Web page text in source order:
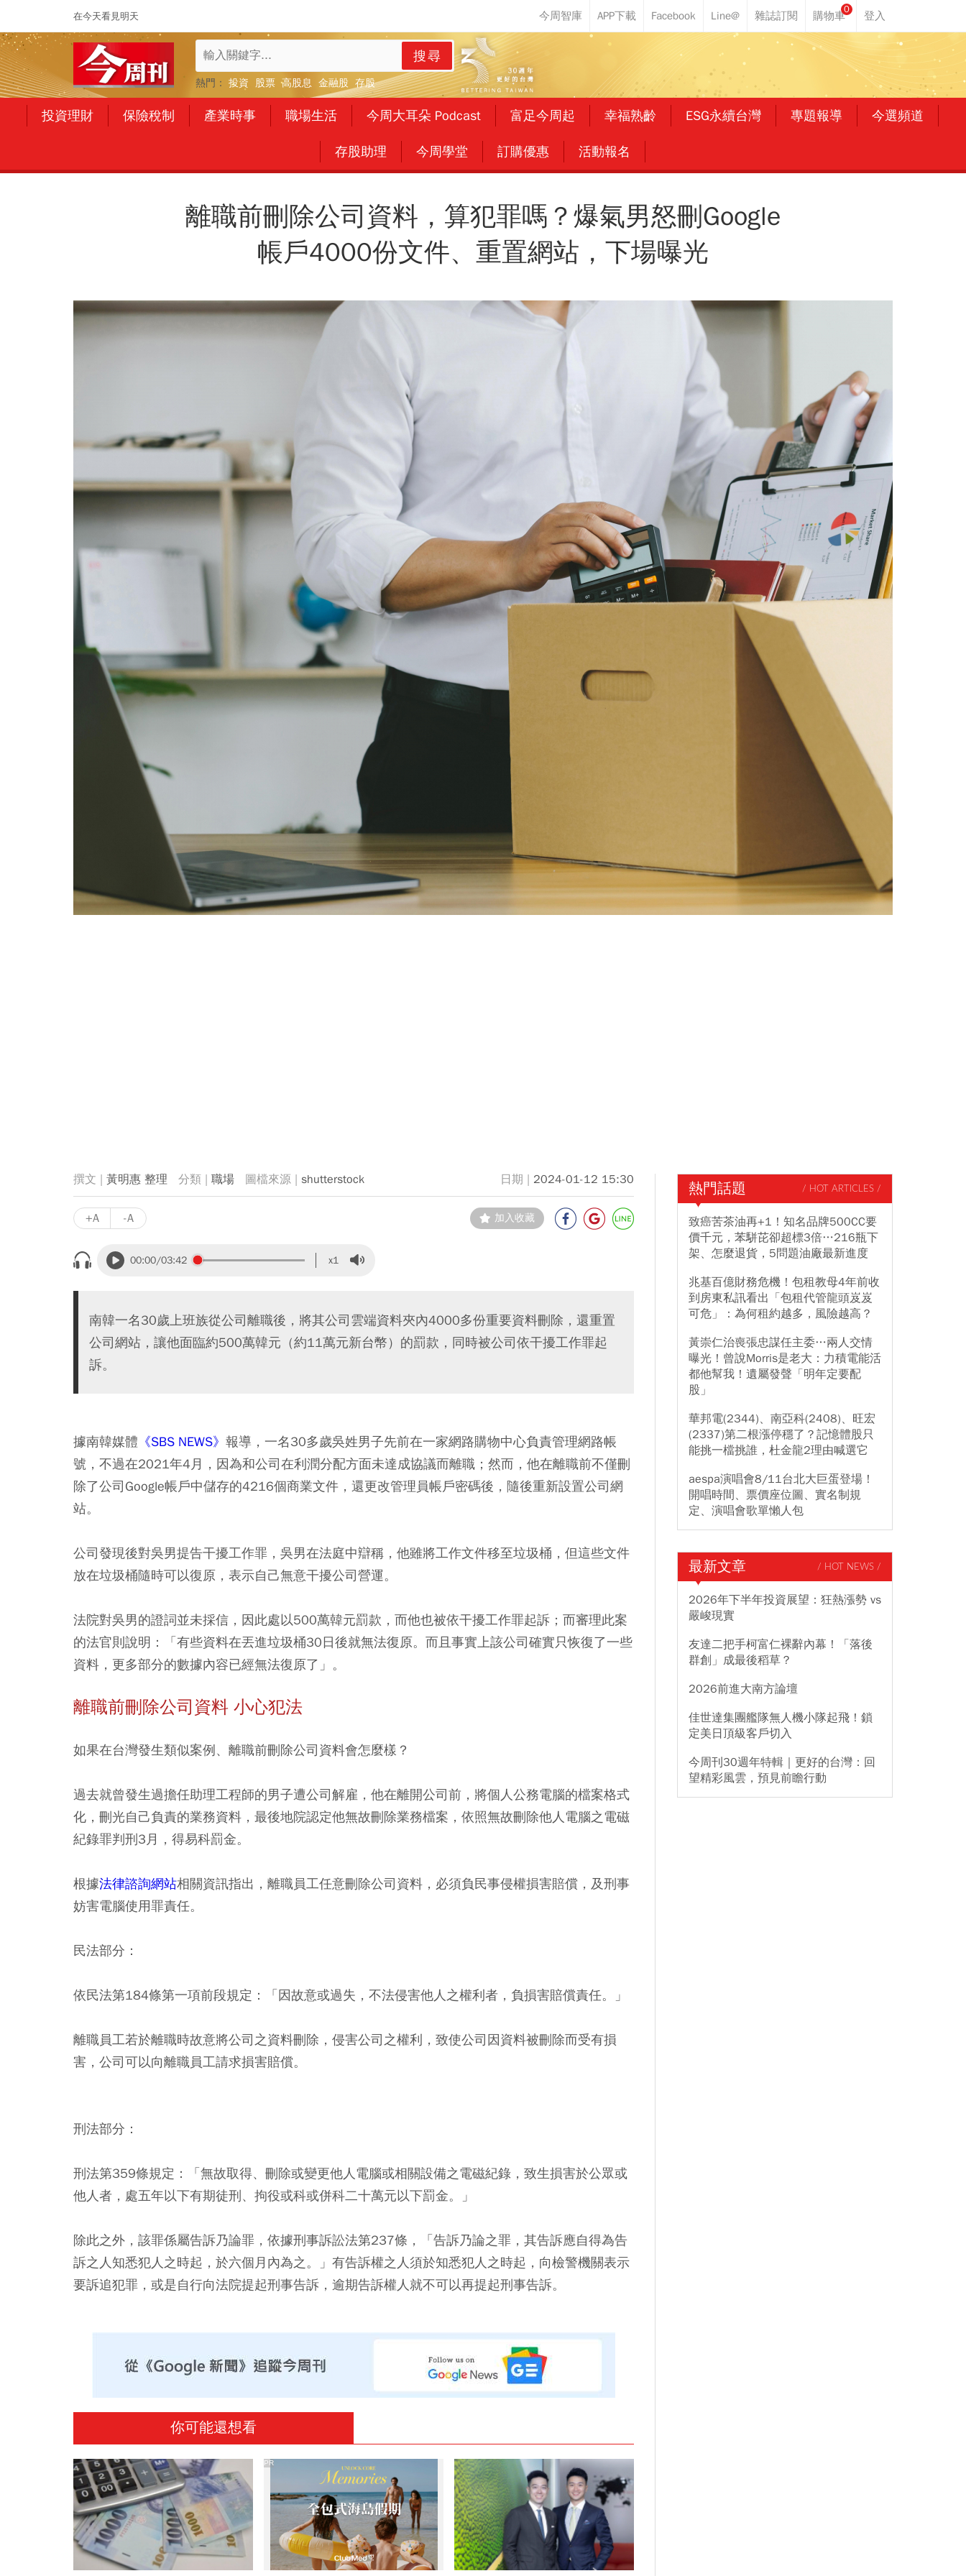
在今天看見明天
0
搜尋
熱門： 投資 股票 高股息 金融股 存股
投資理財 保險稅制 產業時事 職場生活 今周大耳朵 Podcast 富足今周起 幸福熟齡 ESG永續台灣 專題報導 今選頻道
存股助理 今周學堂 訂購優惠 活動報名
離職前刪除公司資料，算犯罪嗎？爆氣男怒刪Google
帳戶4000份文件、重置網站，下場曝光
黃明惠 整理 職場 shutterstock 2024-01-12 15:30
+A -A 加入收藏
00:00/03:42 x1
南韓一名30歲上班族從公司離職後，將其公司雲端資料夾內4000多份重要資料刪除，還重置
公司網站，讓他面臨約500萬韓元（約11萬元新台幣）的罰款，同時被公司依干擾工作罪起
訴。
據南韓媒體 《SBS NEWS》 報導，一名30多歲吳姓男子先前在一家網路購物中心負責管理網路帳
號，不過在2021年4月，因為和公司在利潤分配方面未達成協議而離職；然而，他在離職前不僅刪
除了公司Google帳戶中儲存的4216個商業文件，還更改管理員帳戶密碼後，隨後重新設置公司網
站。
公司發現後對吳男提告干擾工作罪，吳男在法庭中辯稱，他雖將工作文件移至垃圾桶，但這些文件
放在垃圾桶隨時可以復原，表示自己無意干擾公司營運。
法院對吳男的證詞並未採信，因此處以500萬韓元罰款，而他也被依干擾工作罪起訴；而審理此案
的法官則說明：「有些資料在丟進垃圾桶30日後就無法復原。而且事實上該公司確實只恢復了一些
資料，更多部分的數據內容已經無法復原了」。
離職前刪除公司資料 小心犯法
如果在台灣發生類似案例、離職前刪除公司資料會怎麼樣？
過去就曾發生過擔任助理工程師的男子遭公司解雇，他在離開公司前，將個人公務電腦的檔案格式
化，刪光自己負責的業務資料，最後地院認定他無故刪除業務檔案，依照無故刪除他人電腦之電磁
紀錄罪判刑3月，得易科罰金。
根據法律諮詢網站相關資訊指出，離職員工任意刪除公司資料，必須負民事侵權損害賠償，及刑事
妨害電腦使用罪責任。
民法部分：
依民法第184條第一項前段規定：「因故意或過失，不法侵害他人之權利者，負損害賠償責任。」
離職員工若於離職時故意將公司之資料刪除，侵害公司之權利，致使公司因資料被刪除而受有損
害，公司可以向離職員工請求損害賠償。
刑法部分 ：
刑法第359條規定：「無故取得、刪除或變更他人電腦或相關設備之電磁紀錄，致生損害於公眾或
他人者，處五年以下有期徒刑、拘役或科或併科二十萬元以下罰金。」
除此之外，該罪係屬告訴乃論罪，依據刑事訴訟法第237條，「告訴乃論之罪，其告訴應自得為告
訴之人知悉犯人之時起，於六個月內為之。」有告訴權之人須於知悉犯人之時起，向檢警機關表示
要訴追犯罪，或是自行向法院提起刑事告訴，逾期告訴權人就不可以再提起刑事告訴。
你可能還想看
PR
熱門話題 / HOT ARTICLES /
致癌苦茶油再+1！知名品牌500CC要
價千元，苯駢芘卻超標3倍…216瓶下
架、怎麼退貨，5問題油廠最新進度
兆基百億財務危機！包租教母4年前收
到房東私訊看出「包租代管龍頭岌岌
可危」：為何租約越多，風險越高？
黃崇仁治喪張忠謀任主委…兩人交情
曝光！曾說Morris是老大：力積電能活
都他幫我！遺屬發聲「明年定要配
股」
華邦電(2344)、南亞科(2408)、旺宏
(2337)第二根漲停穩了？記憶體股只
能挑一檔挑誰，杜金龍2理由喊選它
aespa演唱會8/11台北大巨蛋登場！
開唱時間、票價座位圖、實名制規
定、演唱會歌單懶人包
最新文章 / HOT NEWS /
2026年下半年投資展望：狂熱漲勢 vs
嚴峻現實
友達二把手柯富仁裸辭內幕！「落後
群創」成最後稻草？
2026前進大南方論壇
佳世達集團艦隊無人機小隊起飛！鎖
定美日頂級客戶切入
今周刊30週年特輯｜更好的台灣：回
望精彩風雲，預見前瞻行動